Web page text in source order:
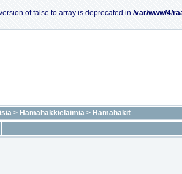
of false to array is deprecated in /var/www/4/
> Hämähäkkieläimiä > Hämähäkit